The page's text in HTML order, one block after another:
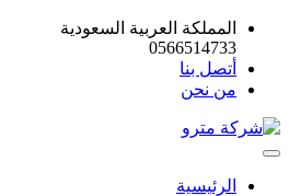
المملكة العربية السعودية
0566514733
أتصل بنا
من نحن
الرئيسية